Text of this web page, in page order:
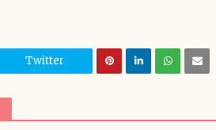
Twitter